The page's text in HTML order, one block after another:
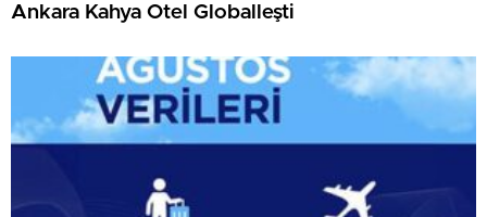
Ankara Kahya Otel Globalleşti